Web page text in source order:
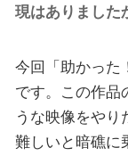
現はありました
今回「助かった
です。この作品
うな映像をやり
難しいと暗礁に